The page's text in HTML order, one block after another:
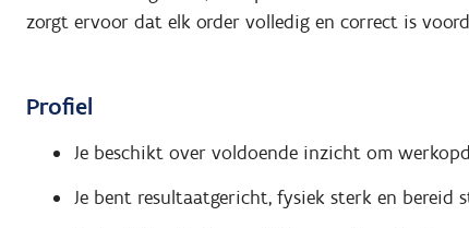
zorgt ervoor dat elk order volledig en correct is
Profiel
Je beschikt over voldoende inzicht om
Je bent resultaatgericht, fysiek sterk en bereid